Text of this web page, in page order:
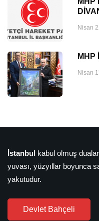
Nisan
Nisan
İstanbul kabul olmuş
yuvası, yüzyıllar boyunca
yakutudur.
Devlet Bahçeli